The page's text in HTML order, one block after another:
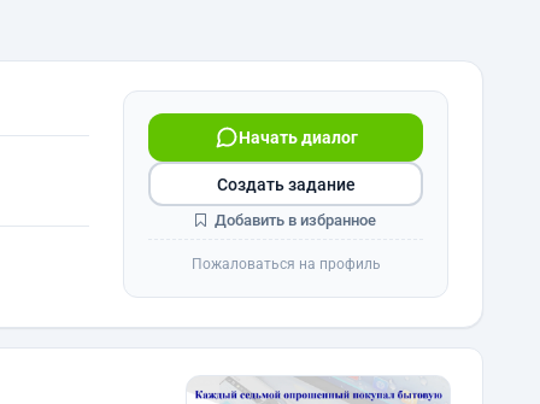
Начать диалог
Создать задание
Добавить в избранное
Пожаловаться на профиль